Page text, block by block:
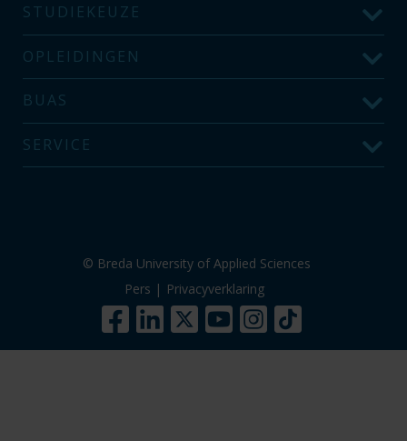
STUDIEKEUZE
OPLEIDINGEN
BUAS
SERVICE
© Breda University of Applied Sciences
Pers | Privacyverklaring